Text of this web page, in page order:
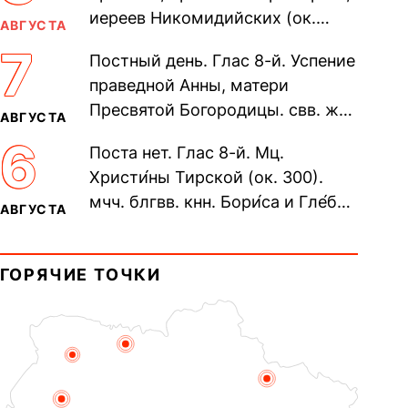
АВГУСТА
иереев Никомидийских (ок.
Печерского, в Ближних
пещерах...
7
АВГУСТА
Постный день. Глас 8-й. Успение
праведной Анны, матери
Пресвятой Богородицы. свв. жен
прп. Евпракси́и девы,...
6
АВГУСТА
Поста нет. Глас 8-й. Мц.
Христи́ны Тирской (ок. 300).
мчч. блгвв. кнн. Бори́са и Гле́ба,
Дави́да (1015). Прп....
ГОРЯЧИЕ ТОЧКИ